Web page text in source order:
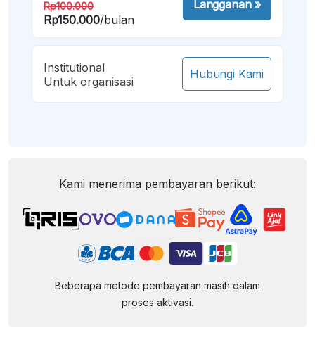
Rp100.000
Rp150.000/bulan
Langganan»
Institutional
Untuk organisasi
Hubungi Kami
Kami menerima pembayaran berikut:
Beberapa metode pembayaran masih dalam
proses aktivasi.